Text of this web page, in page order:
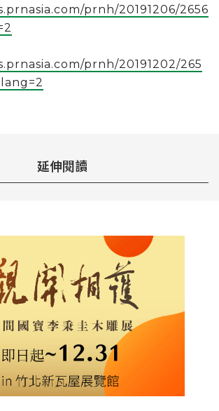
prnh/20191206/2656
prnh/20191202/265
延伸閱讀